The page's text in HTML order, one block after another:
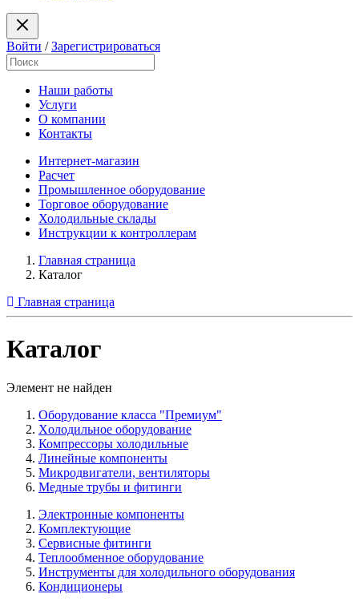
Войти /Зарегистрироваться
Наши работы
Услуги
О компании
Контакты
Интернет-магазин
Расчет
Промышленное оборудование
Торговое оборудование
Холодильные склады
Инструкции к контроллерам
Главная страница
Каталог
Главная страница
Каталог
Элемент не найден
Оборудование класса "Премиум"
Xолодильное оборудование
Компрессоры холодильные
Линейные компоненты
Микродвигатели, вентиляторы
Медные трубы и фитинги
Электронные компоненты
Комплектующие
Сервисные фитинги
Теплообменное оборудование
Инструменты для холодильного оборудования
Кондиционеры